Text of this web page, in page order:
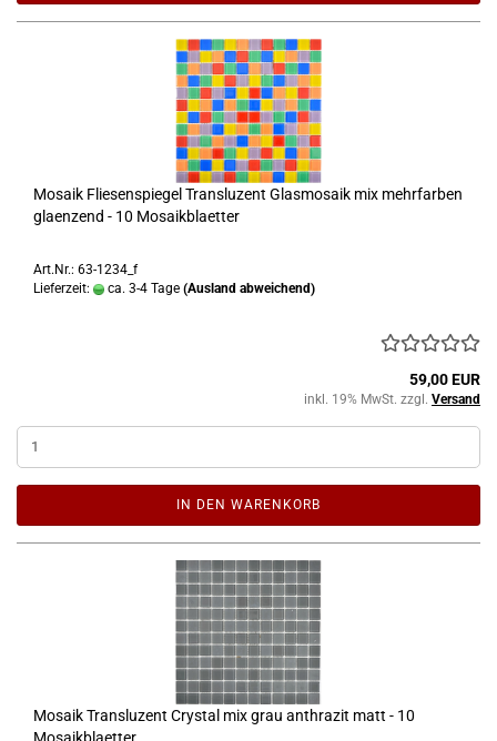
Mosaik Fliesenspiegel Transluzent Glasmosaik mix mehrfarben
glaenzend - 10 Mosaikblaetter
Art.Nr.: 63-1234_f
Lieferzeit:
ca. 3-4 Tage (Ausland abweichend)
59,00 EUR
inkl. 19% MwSt. zzgl. Versand
IN DEN WARENKORB
Mosaik Transluzent Crystal mix grau anthrazit matt - 10